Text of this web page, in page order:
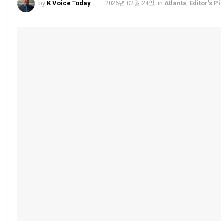
by K Voice Today 2026년 02월 24일 in Atlanta Editor's